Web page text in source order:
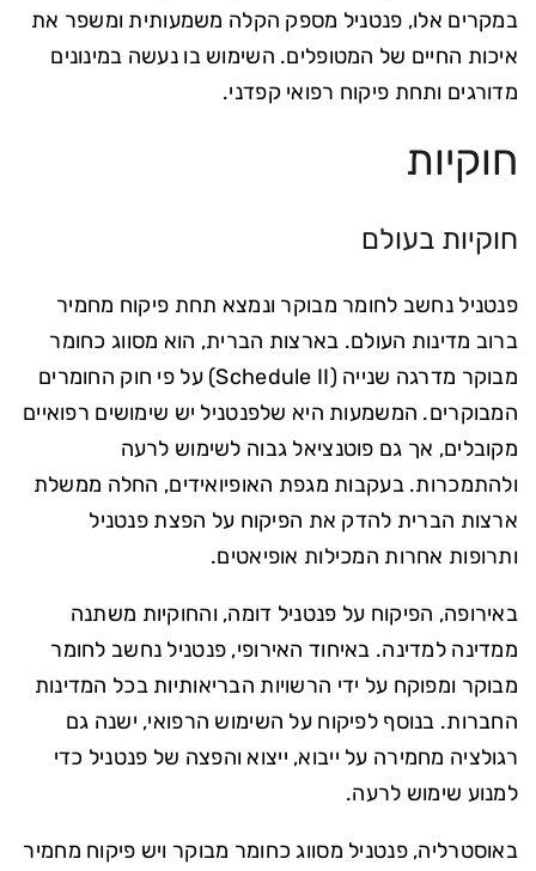
במקרים אלו, פנטניל מספק הקלה משמעותית ומשפר את
איכות החיים של המטופלים. השימוש בו נעשה במינונים
מדורגים ותחת פיקוח רפואי קפדני.
חוקיות
חוקיות בעולם
פנטניל נחשב לחומר מבוקר ונמצא תחת פיקוח מחמיר
ברוב מדינות העולם. בארצות הברית, הוא מסווג כחומר
מבוקר מדרגה שנייה (Schedule II) על פי חוק החומרים
המבוקרים. המשמעות היא שלפנטניל יש שימושים רפואיים
מקובלים, אך גם פוטנציאל גבוה לשימוש לרעה
ולהתמכרות. בעקבות מגפת האופיואידים, החלה ממשלת
ארצות הברית להדק את הפיקוח על הפצת פנטניל
ותרופות אחרות המכילות אופיאטים.
באירופה, הפיקוח על פנטניל דומה, והחוקיות משתנה
ממדינה למדינה. באיחוד האירופי, פנטניל נחשב לחומר
מבוקר ומפוקח על ידי הרשויות הבריאותיות בכל המדינות
החברות. בנוסף לפיקוח על השימוש הרפואי, ישנה גם
רגולציה מחמירה על ייבוא, ייצוא והפצה של פנטניל כדי
למנוע שימוש לרעה.
באוסטרליה, פנטניל מסווג כחומר מבוקר ויש פיקוח מחמיר